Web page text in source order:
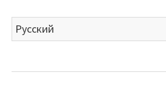
Выбрать
язык